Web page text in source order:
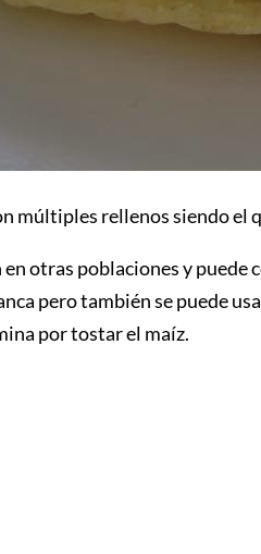
múltiples rellenos siendo
otras poblaciones y
pero también se puede
por tostar el maíz.